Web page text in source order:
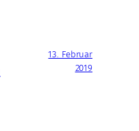
13. Februar
2019